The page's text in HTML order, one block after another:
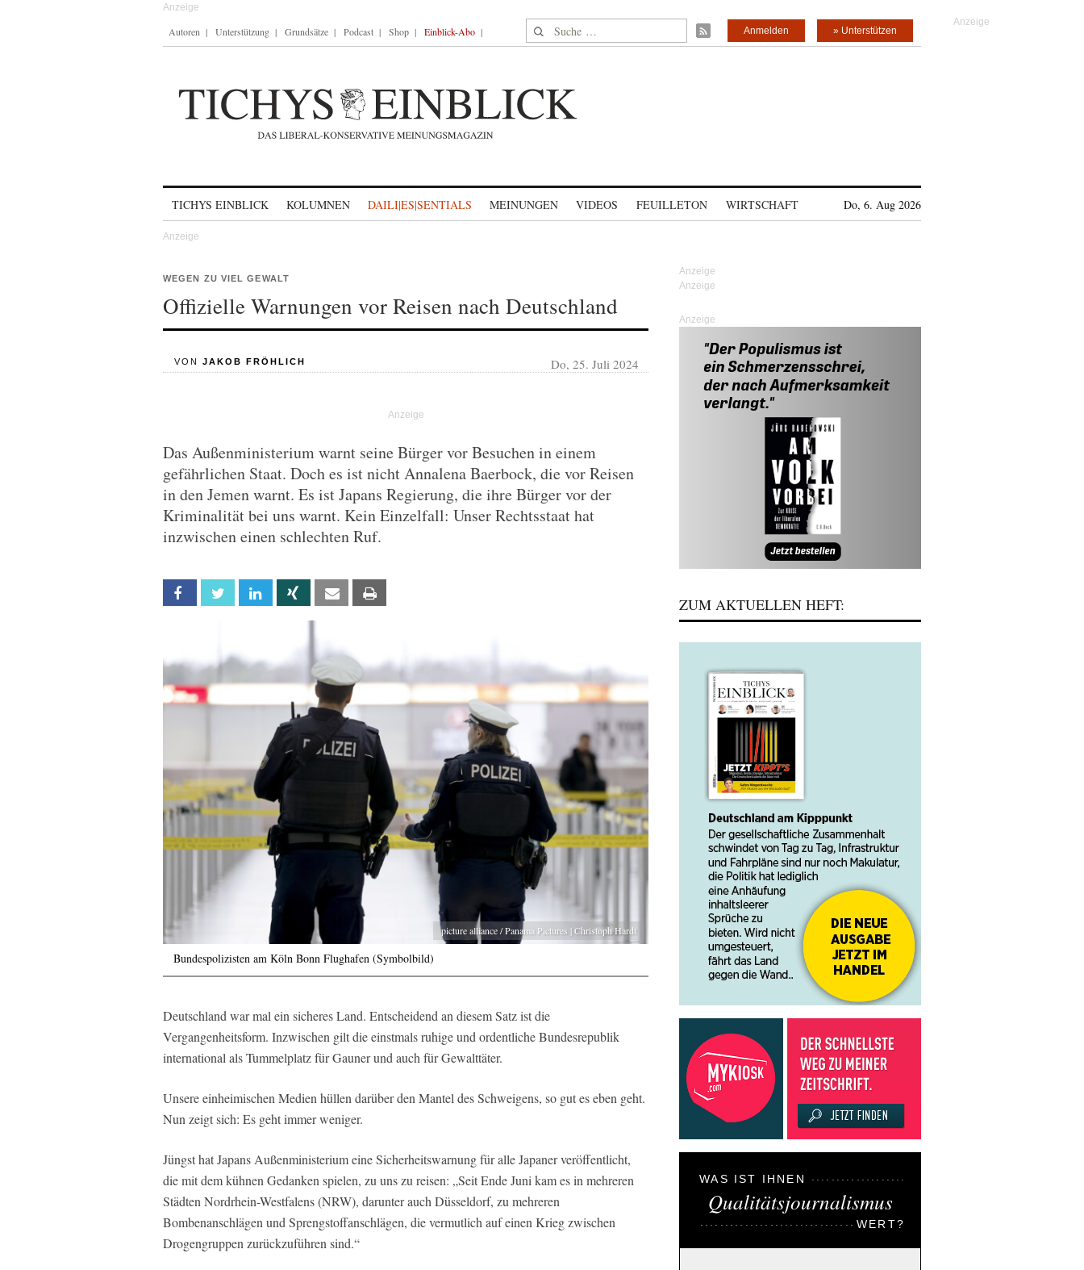
Autoren Unterstützung Grundsätze Podcast Shop Einblick-Abo Suche nach: » Unterstützen
Anmelden
TICHYS EINBLICK KOLUMNEN DAILI|ES|SENTIALS MEINUNGEN VIDEOS FEUILLETON WIRTSCHAFT Do, 6. Aug 2026
WEGEN ZU VIEL GEWALT
Offizielle Warnungen vor Reisen nach Deutschland
VON JAKOB FRÖHLICH Do, 25. Juli 2024
Das Außenministerium warnt seine Bürger vor Besuchen in einem
gefährlichen Staat. Doch es ist nicht Annalena Baerbock, die vor Reisen
in den Jemen warnt. Es ist Japans Regierung, die ihre Bürger vor der
Kriminalität bei uns warnt. Kein Einzelfall: Unser Rechtsstaat hat
inzwischen einen schlechten Ruf.
Facebook Twitter Linkedin Xing Email
picture alliance / Panama Pictures | Christoph Hardt
Bundespolizisten am Köln Bonn Flughafen (Symbolbild)
Deutschland war mal ein sicheres Land. Entscheidend an diesem Satz ist die
Vergangenheitsform. Inzwischen gilt die einstmals ruhige und ordentliche Bundesrepublik
international als Tummelplatz für Gauner und auch für Gewalttäter.
Unsere einheimischen Medien hüllen darüber den Mantel des Schweigens, so gut es eben geht.
Nun zeigt sich: Es geht immer weniger.
Jüngst hat Japans Außenministerium eine Sicherheitswarnung für alle Japaner veröffentlicht,
die mit dem kühnen Gedanken spielen, zu uns zu reisen: „Seit Ende Juni kam es in mehreren
Städten Nordrhein-Westfalens (NRW), darunter auch Düsseldorf, zu mehreren
Bombenanschlägen und Sprengstoffanschlägen, die vermutlich auf einen Krieg zwischen
Drogengruppen zurückzuführen sind.“
Anzeige
ZUM AKTUELLEN HEFT:
WAS IST IHNEN
Qualitätsjournalismus
WERT?